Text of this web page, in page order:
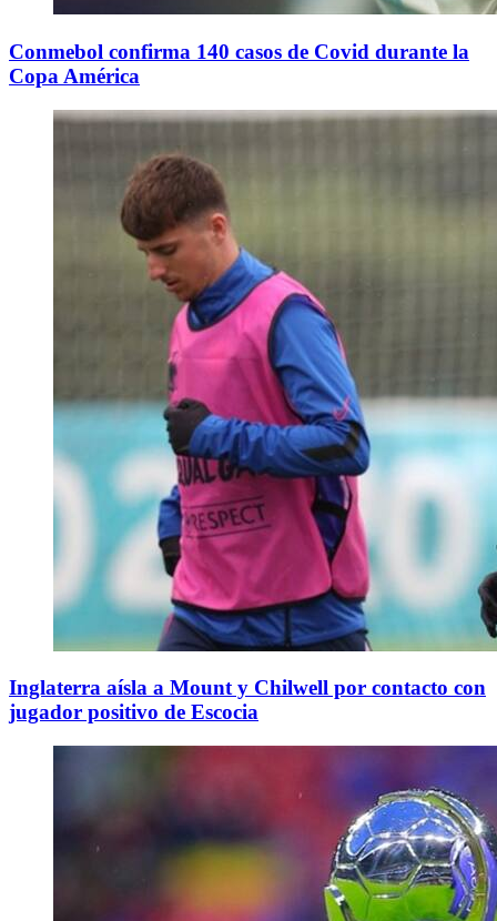
Conmebol confirma 140 casos de Covid durante la
Copa América
Inglaterra aísla a Mount y Chilwell por contacto con
jugador positivo de Escocia